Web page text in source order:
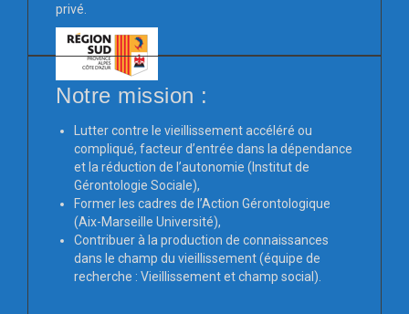
privé.
Notre mission :
Lutter contre le vieillissement accéléré ou
compliqué, facteur d’entrée dans la dépendance
et la réduction de l’autonomie (Institut de
Gérontologie Sociale),
Former les cadres de l’Action Gérontologique
(Aix-Marseille Université),
Contribuer à la production de connaissances
dans le champ du vieillissement (équipe de
recherche : Vieillissement et champ social).